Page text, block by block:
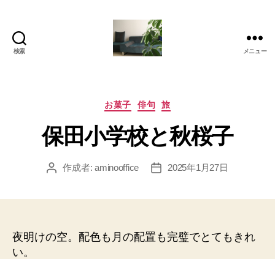
検索
美
か
も
あ
の
グ
メニュー
カ
ゴ
リ
お菓子 俳句 旅
保田小学校と秋桜子
投
作成者:aminooffice
投
2025年1月27日
夜明けの空。配色も月の配置も完璧でとてもきれ
い。